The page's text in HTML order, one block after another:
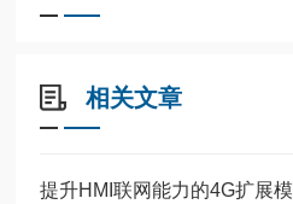
相关文章
提升HMI联网能力的4G扩展